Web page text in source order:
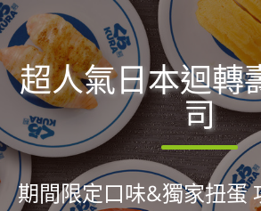
超人氣日本迴轉
司
期間限定口味&獨家扭蛋